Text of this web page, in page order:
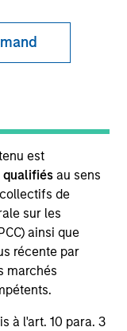
est
qualifiésau sens
de
sur les
ainsi que
récente par
marchés
à l'art. 10 para. 3